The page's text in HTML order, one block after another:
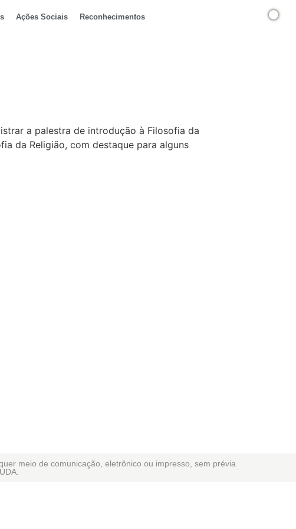
Ações Sociais Reconhecimentos
a palestra de introdução à Filosofia da
da Religião, com destaque para alguns
meio de comunicação, eletrônico ou impresso, sem prévia